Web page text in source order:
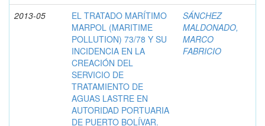
2013-05
EL TRATADO MARÍTIMO
MARPOL (MARITIME
POLLUTION) 73/78 Y SU
INCIDENCIA EN LA
CREACIÓN DEL
SERVICIO DE
TRATAMIENTO DE
AGUAS LASTRE EN
AUTORIDAD PORTUARIA
DE PUERTO BOLÍVAR.
SÁNCHEZ
MALDONADO,
MARCO
FABRICIO